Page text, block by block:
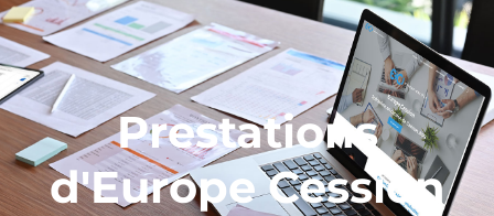
Prestations
d'Europe Cession